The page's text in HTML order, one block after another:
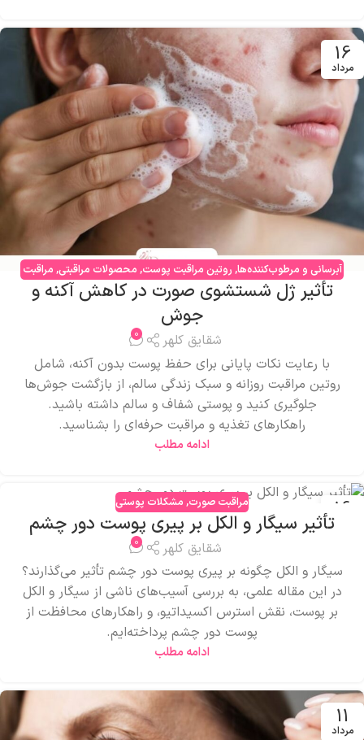
16
مرداد
آبرسانی و مرطوب‌کننده‌ها, روتین مراقبت پوست, محصولات مراقبتی, مراقبت
صورت, مشکلات پوستی
تأثیر ژل شستشوی صورت در کاهش آکنه و
جوش
شقایق کلهر 0
با رعایت نکات پایانی برای حفظ پوست بدون آکنه، شامل
روتین مراقبت روزانه و سبک زندگی سالم، از بازگشت جوش‌ها
جلوگیری کنید و پوستی شفاف و سالم داشته باشید.
راهکارهای تغذیه و مراقبت حرفه‌ای را بشناسید.
ادامه مطلب
16
مرداد
مراقبت صورت, مشکلات پوستی
تأثیر سیگار و الکل بر پیری پوست دور چشم
شقایق کلهر 0
سیگار و الکل چگونه بر پیری پوست دور چشم تأثیر می‌گذارند؟
در این مقاله علمی، به بررسی آسیب‌های ناشی از سیگار و الکل
بر پوست، نقش استرس اکسیداتیو، و راهکارهای محافظت از
پوست دور چشم پرداخته‌ایم.
ادامه مطلب
11
مرداد